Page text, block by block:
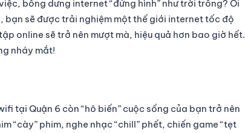
bỗng dưng internet “đứng hình” như trời trồng? Ôi
, bạn sẽ được trải nghiệm một thế giới internet tốc độ
online sẽ trở nên mượt mà, hiệu quả hơn bao giờ hết.
nháy mắt!
tại Quận 6 còn “hô biến” cuộc sống của bạn trở nên
“cày” phim, nghe nhạc “chill” phết, chiến game “tẹt